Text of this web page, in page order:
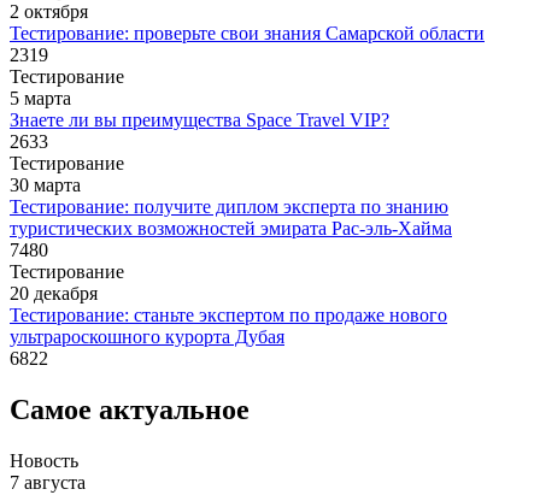
2 октября
Тестирование: проверьте свои знания Самарской области
2319
Тестирование
5 марта
Знаете ли вы преимущества Space Travel VIP?
2633
Тестирование
30 марта
Тестирование: получите диплом эксперта по знанию
туристических возможностей эмирата Рас-эль-Хайма
7480
Тестирование
20 декабря
Тестирование: станьте экспертом по продаже нового
ультрароскошного курорта Дубая
6822
Самое актуальное
Новость
7 августа